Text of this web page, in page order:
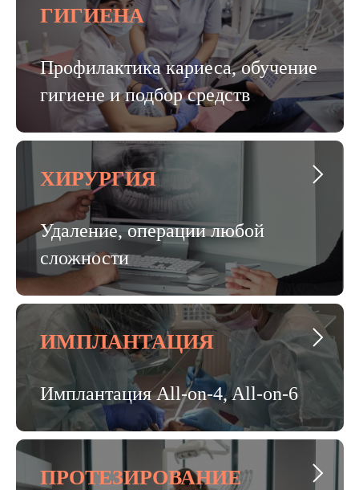
ГИГИЕНА
Профилактика кариеса, обучение
гигиене и подбор средств
ХИРУРГИЯ
Удаление, операции любой
сложности
ИМПЛАНТАЦИЯ
Имплантация All-on-4, All-on-6
ПРОТЕЗИРОВАНИЕ